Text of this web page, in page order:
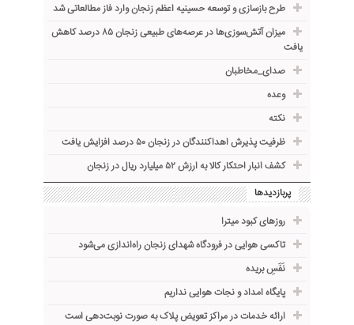
طرح بازسازی و توسعه حسینیه اعظم زنجان وارد فاز مطالعاتی شد
میزان آتش‌سوزی‌ها در عرصه‌های طبیعی زنجان ۸۵ درصد کاهش
یافت
صدای_مخاطبان
وعده
نکته
ظرفیت پذیرش اهداکنندگان در زنجان ۵۰ درصد افزایش یافت
کشف انبار احتکار کالا به ارزش ۵۲ میلیارد ریال در زنجان
پربازدیدها
روزهای کبود میترا
تاکسی هوایی در فرودگاه شهدای زنجان راه‌اندازی می‌شود
نَفَسِ بریده
پایگاه امداد و نجات هوایی نداریم
ارائه خدمات در مراکز تعویض پلاک به صورت نوبت‌دهی است